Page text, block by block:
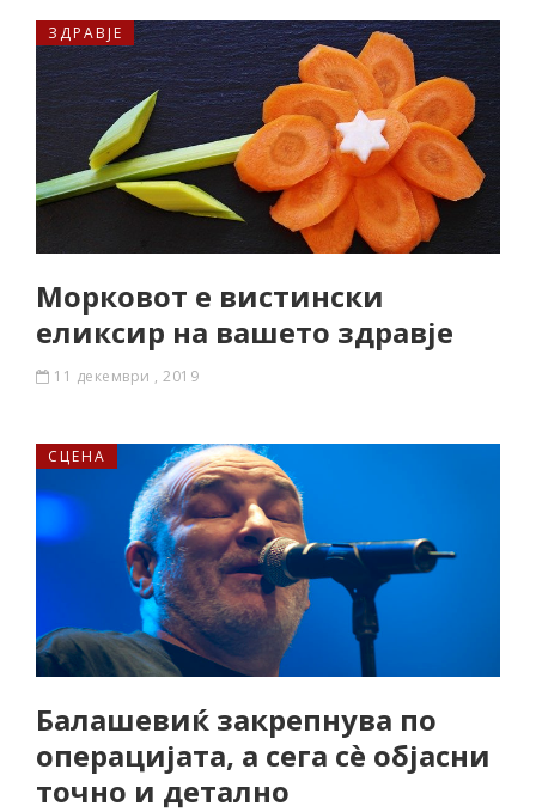
ЗДРАВЈЕ
Морковот е вистински
еликсир на вашето здравје
11 декември , 2019
СЦЕНА
Балашевиќ закрепнува по
операцијата, а сега сè објасни
точно и детално